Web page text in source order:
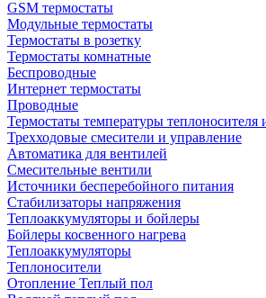
GSM термостаты
Модульные термостаты
Термостаты в розетку
Термостаты комнатные
Беспроводные
Интернет термостаты
Проводные
Термостаты температуры теплоносителя
Трехходовые смесители и управление
Автоматика для вентилей
Смесительные вентили
Источники бесперебойного питания
Стабилизаторы напряжения
Теплоаккумуляторы и бойлеры
Бойлеры косвенного нагрева
Теплоаккумуляторы
Теплоносители
Отопление Теплый пол